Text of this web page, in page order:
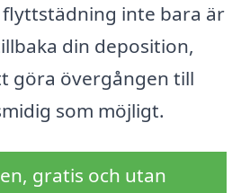
inte bara är
din deposition,
göra övergången till
som möjligt.
gratis och utan